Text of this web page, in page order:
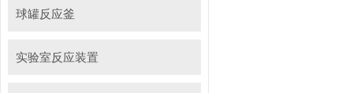
球罐反应釜
实验室反应装置